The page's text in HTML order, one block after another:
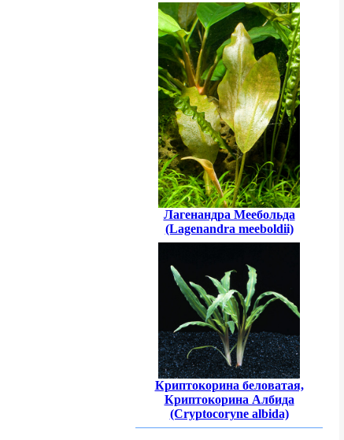
Лагенандра Меебольда
(Lagenandra meeboldii)
Криптокорина беловатая,
Криптокорина Албида
(Cryptocoryne albida)